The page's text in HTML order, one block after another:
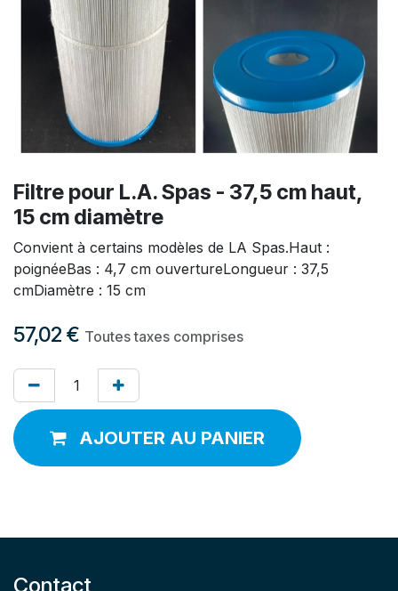
Filtre pour L.A. Spas - 37,5 cm haut,
15 cm diamètre
Convient à certains modèles de LA Spas.Haut :
poignéeBas : 4,7 cm ouvertureLongueur : 37,5
cmDiamètre : 15 cm
57,02 € Toutes taxes comprises
AJOUTER AU PANIER
Contact